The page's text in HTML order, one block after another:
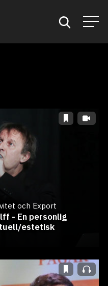
och Export
- En personlig
estetisk